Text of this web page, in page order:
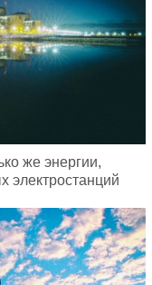
же энергии,
электростанций